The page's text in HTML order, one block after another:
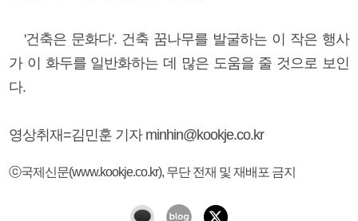
'건축은 문화다'. 건축 꿈나무를 발굴하는 이 작은 행사
가 이 화두를 일반화하는 데 많은 도움을 줄 것으로 보인
다.
영상취재=김민훈 기자 minhin@kookje.co.kr
ⓒ국제신문(www.kookje.co.kr), 무단 전재 및 재배포 금지